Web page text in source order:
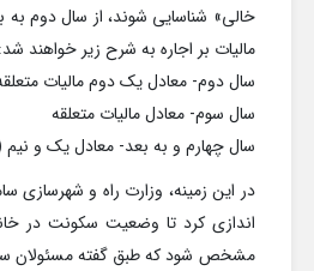
خالی» شناسایی شوند، از سال دوم به
مالیات بر اجاره به شرح زیر خواهند شد:
سال دوم- معادل یک دوم مالیات
سال سوم- معادل مالیات متعلقه
سال چهارم و به بعد- معادل یک و نیم (۱.۵) برابر مالیات
در این زمینه، وزارت راه و شهرسازی
اندازی کرد تا وضعیت سکونت در
مشخص شود که طبق گفته مسئولان